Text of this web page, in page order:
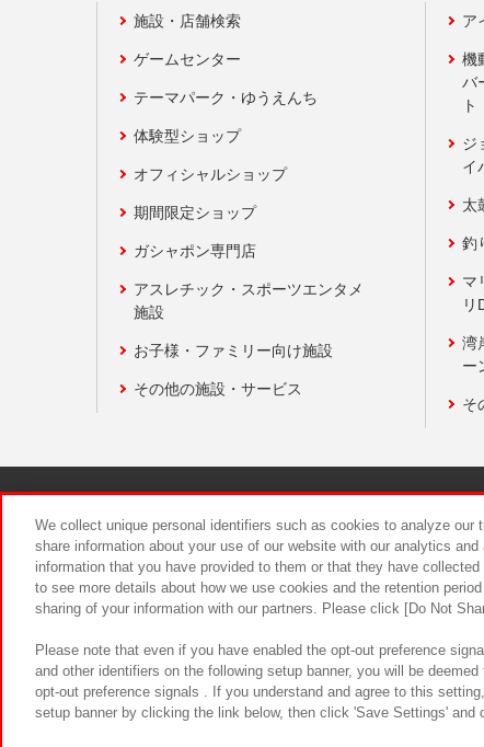
施設・店舗検索
ゲームセンター
テーマパーク・ゆうえんち
体験型ショップ
オフィシャルショップ
期間限定ショップ
ガシャポン専門店
アスレチック・スポーツエンタメ
施設
お子様・ファミリー向け施設
その他の施設・サービス
ア
機
バ
ト
ジ
イ
太
釣
マ
リ
湾
ー
そ
食品のご
We collect unique personal identifiers such as cookies to analyze our
share information about your use of our website with our analytics
information that you have provided to them or that they have
to see more details about how we use cookies and the retention
sharing of your information with our partners. Please click [Do Not
Please note that even if you have enabled the opt-out preference
and other identifiers on the following setup banner, you will be
opt-out preference signals . If you understand and agree to this
setup banner by clicking the link below, then click 'Save Settings' and